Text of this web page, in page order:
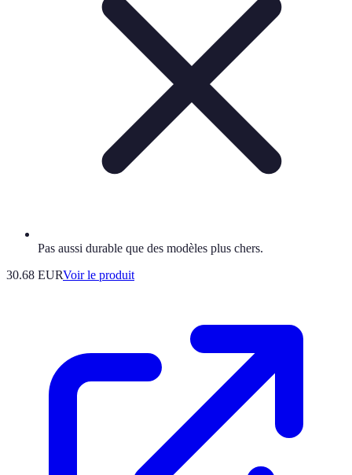
Pas aussi durable que des modèles plus chers.
30.68 EURVoir le produit